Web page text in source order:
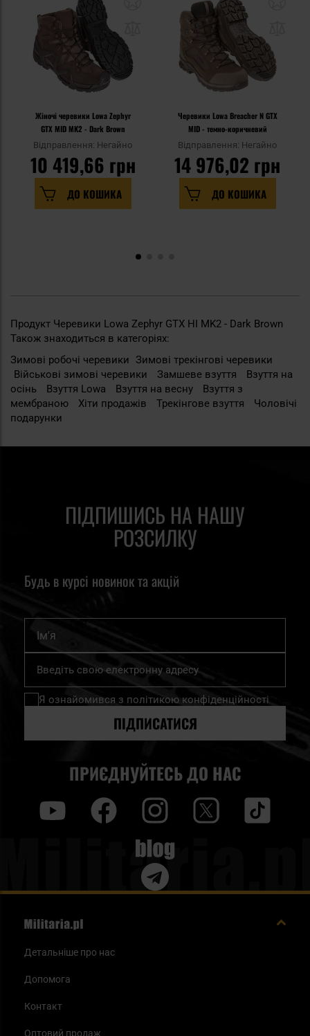
Жіночі черевики Lowa Zephyr
GTX MID MK2 - Dark Brown
Відправлення: Негайно
10 419,66 грн
ДО КОШИКА
Черевики Lowa Breacher N GTX
MID - темно-коричневий
Відправлення: Негайно
14 976,02 грн
ДО КОШИКА
Продукт Черевики Lowa Zephyr GTX HI MK2 - Dark Brown
Також знаходиться в категоріях:
Зимові робочі черевики
Зимові трекінгові черевики
Військові зимові черевики
Замшеве взуття
Взуття на
осінь
Взуття Lowa Взуття на весну
Взуття з
мембраною
Хіти продажів Трекінгове взуття
Чоловічі
подарунки
ПІДПИШИСЬ НА НАШУ
РОЗСИЛКУ
Будь в курсі новинок та акцій
Підпишіться
нашу
розсилку
Я ознайомився з політикою конфіденційності
ПІДПИСАТИСЯ
ПРИЄДНУЙТЕСЬ ДО НАС
Blog
Детальніше про нас
Допомога
Контакт
Оптовий продаж